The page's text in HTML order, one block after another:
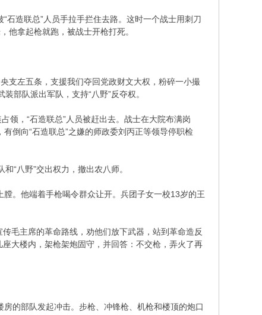
造联总”人员手拉手拦住去路。这时一个战士用刺刀
他拿起枪就跑，被战士开枪打死。
左五条，支援我们夺回党政财文大权，粉碎一小撮
部队派出军队，支持“八野”反夺权。
，“石造联总”人员被赶出去。战士在大院布满岗
倒向“石造联总”之嫌的师政委刘丙正等领导停职检
“八野”交出权力，撤出农八师。
。他端着手枪喝令群众让开。兵团子女一校13岁的王
毛主席的革命路线，劝他们放下武器，站到革命造反
大楼内，架枪架炮固守，并回答：不交枪，弄火了再
的部队发起冲击。步枪、冲锋枪、机枪和楼顶的炮口